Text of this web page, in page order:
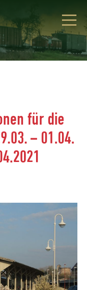
für die
– 01.04.